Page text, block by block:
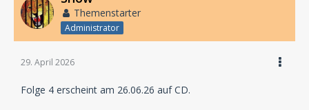
Themenstarter
Administrator
29. April 2026
Folge 4 erscheint am 26.06.26 auf CD.